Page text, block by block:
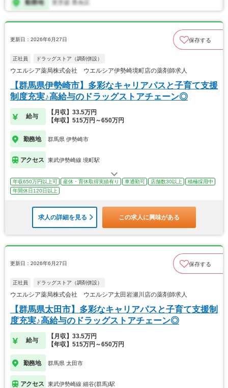
更新日：2026年6月27日 保存する
正社員 ドラッグストア（調剤併設）
ウエルシア薬局株式会社 ウエルシア伊勢崎境町店の薬剤師求人
【群馬県伊勢崎市】多彩なキャリアパスと子育て支援
制度充実♪高給与のドラッグストアチェーン◎
給与
【月収】33.5万円
【年収】515万円～650万円
勤務地 群馬県 伊勢崎市
アクセス 東武伊勢崎線 境町駅
年収650万円以上可 産休・育休取得実績有り 車通勤可 店舗数30以上
積極採用中
年間休日120日以上
求人の詳細を見る この求人に興味がある
更新日：2026年6月27日 保存する
正社員 ドラッグストア（調剤併設）
ウエルシア薬局株式会社 ウエルシア太田岩瀬川店の薬剤師求人
【群馬県太田市】多彩なキャリアパスと子育て支援制
度充実♪高給与のドラッグストアチェーン◎
給与
【月収】33.5万円
【年収】515万円～650万円
勤務地 群馬県 太田市
アクセス 東武伊勢崎線 細谷(群馬)駅